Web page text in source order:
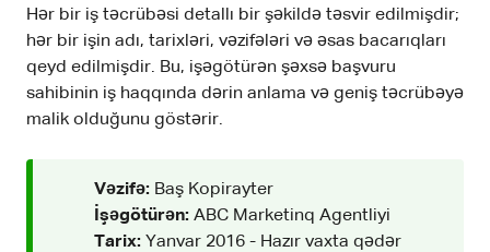
Hər bir iş təcrübəsi detallı bir şəkildə təsvir edilmişdir;
hər bir işin adı, tarixləri, vəzifələri və əsas bacarıqları
qeyd edilmişdir. Bu, işəgötürən şəxsə başvuru
sahibinin iş haqqında dərin anlama və geniş təcrübəyə
malik olduğunu göstərir.
Vəzifə: Baş Kopirayter
İşəgötürən: ABC Marketinq Agentliyi
Tarix: Yanvar 2016 - Hazır vaxta qədər